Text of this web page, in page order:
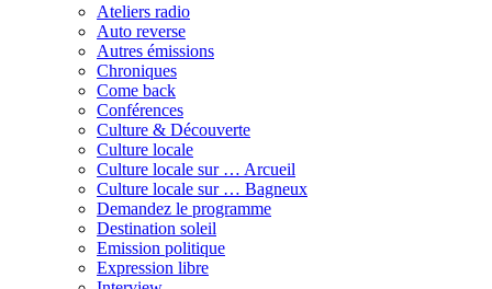
Ateliers radio
Auto reverse
Autres émissions
Chroniques
Come back
Conférences
Culture & Découverte
Culture locale
Culture locale sur … Arcueil
Culture locale sur … Bagneux
Demandez le programme
Destination soleil
Emission politique
Expression libre